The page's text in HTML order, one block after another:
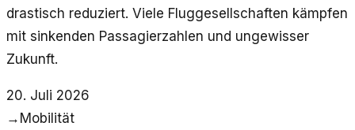
drastisch reduziert. Viele Fluggesellschaften kämpfen
mit sinkenden Passagierzahlen und ungewisser
Zukunft.
20. Juli 2026
→ Mobilität